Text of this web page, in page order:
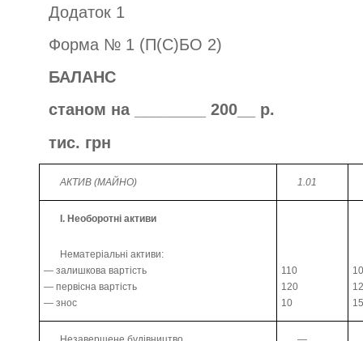
Додаток 1
Форма № 1 (П(С)БО 2)
БАЛАНС
станом на ________ 200__ р.
тис. грн
АКТИВ (МАЙНО) 1.01
І. Необоротні активи
Нематеріальні активи:
— залишкова вартість
— первісна вартість
— знос
110
120
10